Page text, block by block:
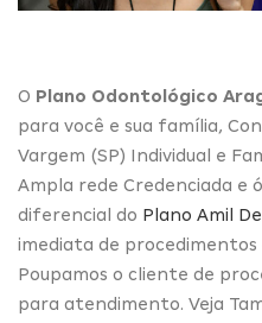
O Plano Odontológico
para você e sua família,
Vargem (SP) Individual e
Ampla rede Credenciada e
diferencial do Plano Amil
imediata de procedimentos
Poupamos o cliente de
para atendimento. Veja